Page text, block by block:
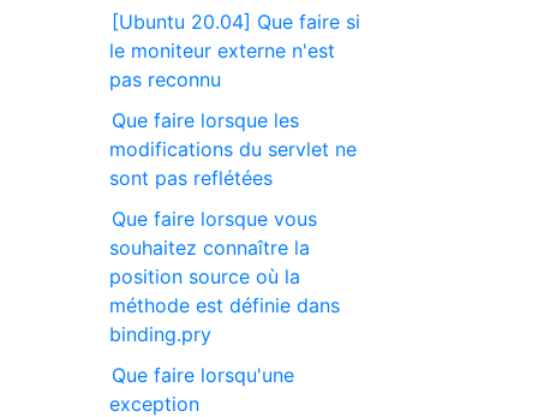
[Ubuntu 20.04] Que faire si
le moniteur externe n'est
pas reconnu
Que faire lorsque les
modifications du servlet ne
sont pas reflétées
Que faire lorsque vous
souhaitez connaître la
position source où la
méthode est définie dans
binding.pry
Que faire lorsqu'une
exception